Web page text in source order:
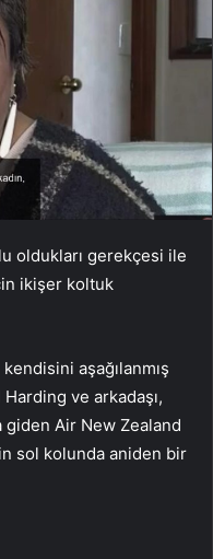
oldukları gerekçesi ile
ikişer koltuk
kendisini aşağılanmış
ve arkadaşı,
giden Air New Zealand
sol kolunda aniden bir